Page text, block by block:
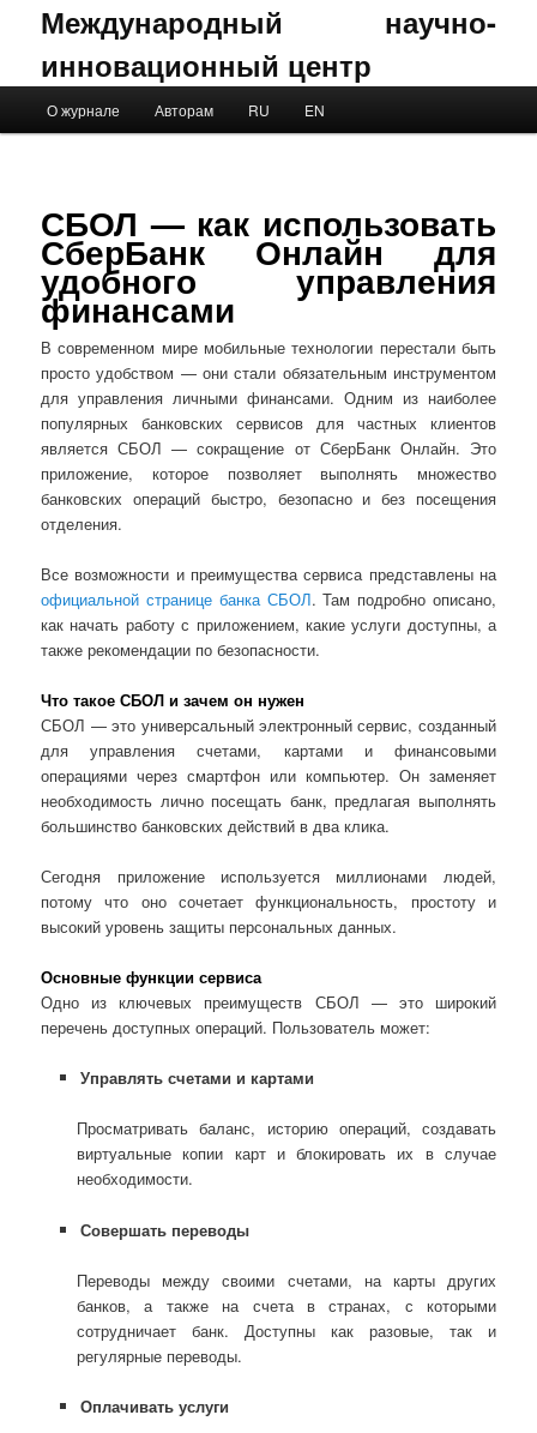
Международный научно-
инновационный центр
Skip to primary content
Skip to secondary content
О журнале Авторам RU EN
СБОЛ — как использовать
СберБанк Онлайн для
удобного управления
финансами
В современном мире мобильные технологии перестали быть
просто удобством — они стали обязательным инструментом
для управления личными финансами. Одним из наиболее
популярных банковских сервисов для частных клиентов
является СБОЛ — сокращение от СберБанк Онлайн. Это
приложение, которое позволяет выполнять множество
банковских операций быстро, безопасно и без посещения
отделения.
Все возможности и преимущества сервиса представлены на
официальной странице банка СБОЛ. Там подробно описано,
как начать работу с приложением, какие услуги доступны, а
также рекомендации по безопасности.
Что такое СБОЛ и зачем он нужен
СБОЛ — это универсальный электронный сервис, созданный
для управления счетами, картами и финансовыми
операциями через смартфон или компьютер. Он заменяет
необходимость лично посещать банк, предлагая выполнять
большинство банковских действий в два клика.
Сегодня приложение используется миллионами людей,
потому что оно сочетает функциональность, простоту и
высокий уровень защиты персональных данных.
Основные функции сервиса
Одно из ключевых преимуществ СБОЛ — это широкий
перечень доступных операций. Пользователь может:
Управлять счетами и картами
Просматривать баланс, историю операций, создавать
виртуальные копии карт и блокировать их в случае
необходимости.
Совершать переводы
Переводы между своими счетами, на карты других
банков, а также на счета в странах, с которыми
сотрудничает банк. Доступны как разовые, так и
регулярные переводы.
Оплачивать услуги